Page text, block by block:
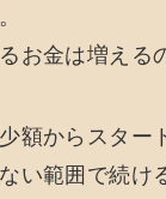
お金は増える
額からスター
い範囲で続け